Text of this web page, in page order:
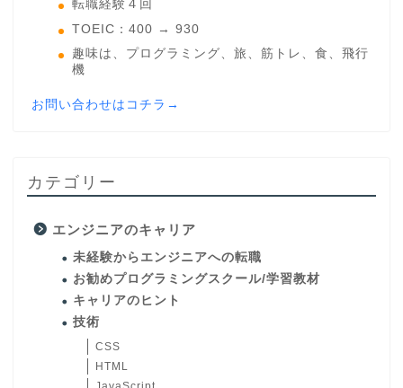
転職経験４回
TOEIC：400 → 930
趣味は、プログラミング、旅、筋トレ、食、飛行
機
お問い合わせはコチラ→
カテゴリー
エンジニアのキャリア
未経験からエンジニアへの転職
お勧めプログラミングスクール/学習教材
キャリアのヒント
技術
CSS
HTML